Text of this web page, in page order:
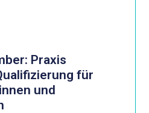
Praxis
für
und